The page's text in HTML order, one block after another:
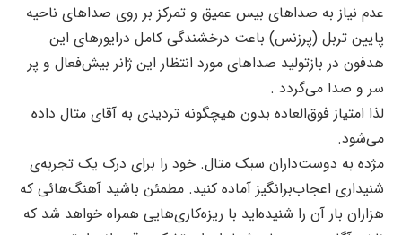
عدم نیاز به صداهای بیس عمیق و تمرکز بر روی صداهای ناحیه
پایین تربل (پرزنس) باعت درخشندگی کامل درایورهای این
هدفون در بازتولید صداهای مورد انتظار این ژانر بیش‌فعال و پر
سر و صدا می‌گردد .
لذا امتیاز فوق‌العاده بدون هیچگونه تردیدی به آقای متال داده
می‌شود.
مژده به دوست‌داران سبک متال. خود را برای درک یک تجربه‌ی
شنیداری اعجاب‌برانگیز آماده کنید. مطمئن باشید آهنگ‌هائی که
هزاران بار آن را شنیده‌اید با ریزه‌کاری‌هایی همراه خواهد شد که